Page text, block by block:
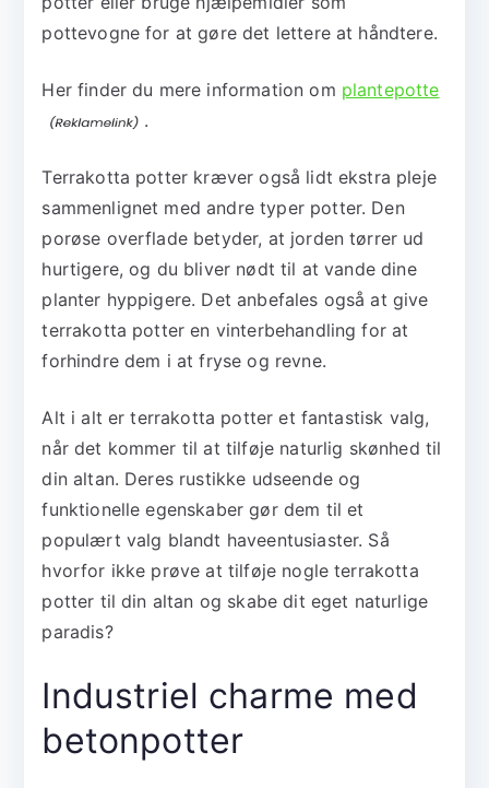
pottevogne for at gøre det lettere at håndtere.
Her finder du mere information om plantepotte
.
Terrakotta potter kræver også lidt ekstra pleje
sammenlignet med andre typer potter. Den
porøse overflade betyder, at jorden tørrer ud
hurtigere, og du bliver nødt til at vande dine
planter hyppigere. Det anbefales også at give
terrakotta potter en vinterbehandling for at
forhindre dem i at fryse og revne.
Alt i alt er terrakotta potter et fantastisk valg,
når det kommer til at tilføje naturlig skønhed til
din altan. Deres rustikke udseende og
funktionelle egenskaber gør dem til et
populært valg blandt haveentusiaster. Så
hvorfor ikke prøve at tilføje nogle terrakotta
potter til din altan og skabe dit eget naturlige
paradis?
Industriel charme med
betonpotter